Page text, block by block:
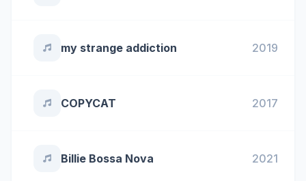
my strange addiction 2019
COPYCAT 2017
Billie Bossa Nova 2021